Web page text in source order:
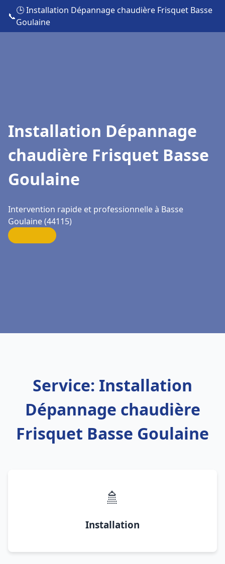
📞
🕒 Installation Dépannage chaudière Frisquet Basse
Goulaine
Installation Dépannage
chaudière Frisquet Basse
Goulaine
Intervention rapide et professionnelle à Basse
Goulaine (44115)
Service: Installation
Dépannage chaudière
Frisquet Basse Goulaine
🚿
Installation